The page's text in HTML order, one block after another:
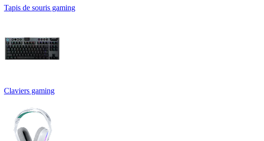
Tapis de souris gaming
Claviers gaming